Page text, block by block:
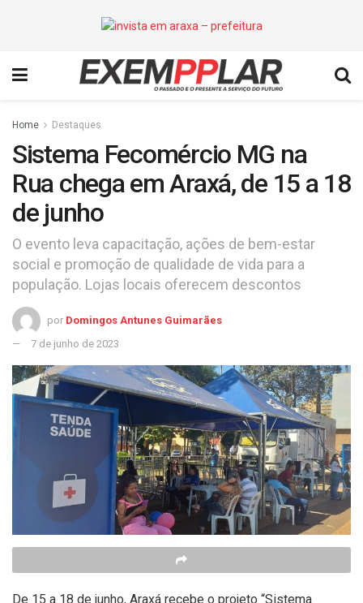
Home Destaques
Sistema Fecomércio MG na
Rua chega em Araxá, de 15 a 18
de junho
O evento leva capacitação, ações de bem-estar
social e promoção de qualidade de vida para a
população. Lojas locais oferecem descontos
por Domingos Antunes Guimarães
7 de junho de 2023
De 15 a 18 de junho, Araxá recebe o projeto “Sistema